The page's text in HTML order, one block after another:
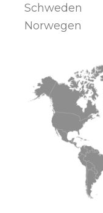
Schweden
Norwegen